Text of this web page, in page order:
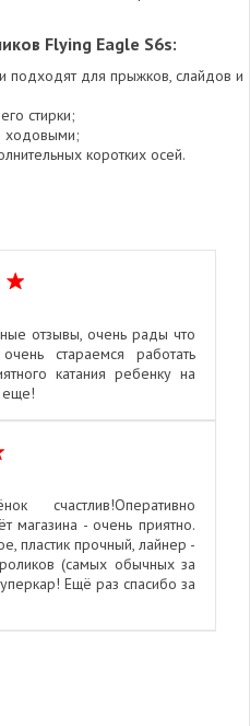
Flying Eagle S6s:
подходят для прыжков, слайдов и
стирки;
ходовыми;
коротких осей.
отзывы, очень рады что
стараемся работать
катания ребенку на
еще!
счастлив!Оперативно
магазина - очень приятно.
пластик прочный, лайнер -
(самых обычных за
Ещё раз спасибо за